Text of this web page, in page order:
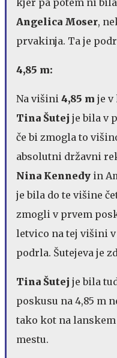
kjer pa potem ni
Angelica Moser,
prvakinja. Ta je
4,85 m:
Na višini 4,85 m je v
Tina Šutej je bila v
če bi zmogla to
absolutni državni
Nina Kennedy in
je bila do te višine
zmogli v prvem
letvico na tej višini
podrla. Šutejeva je
Tina Šutej je bila
poskusu na 4,85 m
tako kot na
mestu.